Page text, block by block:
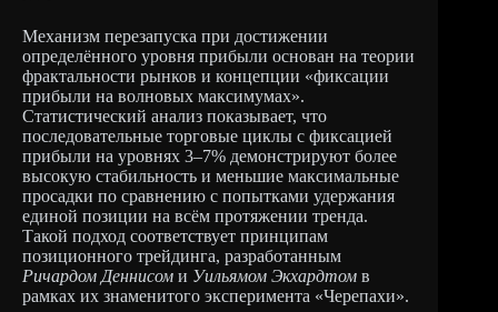
Механизм перезапуска при достижении
определённого уровня прибыли основан на теории
фрактальности рынков и концепции «фиксации
прибыли на волновых максимумах».
Статистический анализ показывает, что
последовательные торговые циклы с фиксацией
прибыли на уровнях 3–7% демонстрируют более
высокую стабильность и меньшие максимальные
просадки по сравнению с попытками удержания
единой позиции на всём протяжении тренда.
Такой подход соответствует принципам
позиционного трейдинга, разработанным
Ричардом Деннисом и Уильямом Экхардтом в
рамках их знаменитого эксперимента «Черепахи».